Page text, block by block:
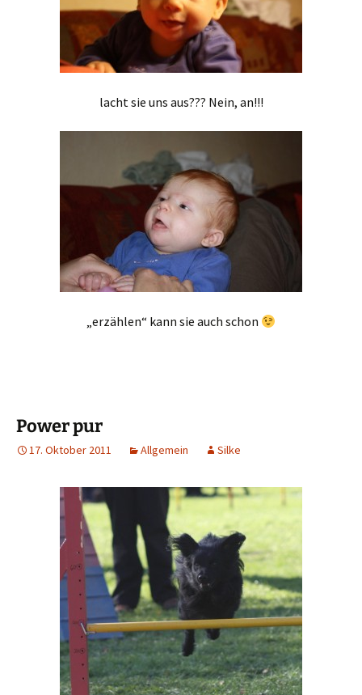
lacht sie uns aus??? Nein, an!!!
„erzählen“ kann sie auch schon
Power pur
17. Oktober 2011 Allgemein Silke